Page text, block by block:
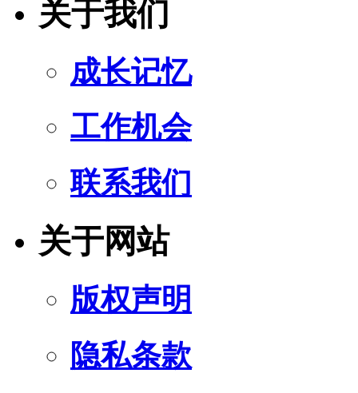
关于我们
成长记忆
工作机会
联系我们
关于网站
版权声明
隐私条款